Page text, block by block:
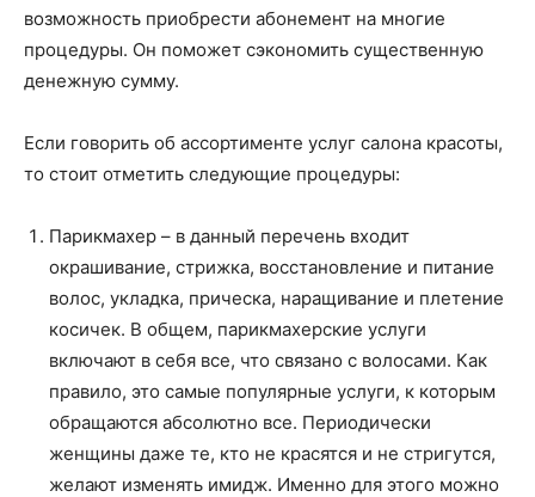
возможность приобрести абонемент на многие
процедуры. Он поможет сэкономить существенную
денежную сумму.
Если говорить об ассортименте услуг салона красоты,
то стоит отметить следующие процедуры:
Парикмахер – в данный перечень входит
окрашивание, стрижка, восстановление и питание
волос, укладка, прическа, наращивание и плетение
косичек. В общем, парикмахерские услуги
включают в себя все, что связано с волосами. Как
правило, это самые популярные услуги, к которым
обращаются абсолютно все. Периодически
женщины даже те, кто не красятся и не стригутся,
желают изменять имидж. Именно для этого можно